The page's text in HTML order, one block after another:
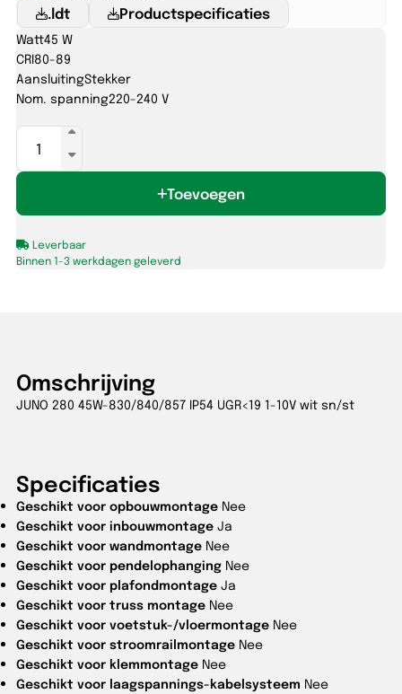
.ldt Productspecificaties
Watt45 W
CRI80-89
AansluitingStekker
Nom. spanning220-240 V
45W-
IP54
aantal
Toevoegen
Leverbaar
Binnen 1-3 werkdagen geleverd
Omschrijving
JUNO 280 45W-830/840/857 IP54 UGR<19 1-10V wit sn/st
Specificaties
Geschikt voor opbouwmontage Nee
Geschikt voor inbouwmontage Ja
Geschikt voor wandmontage Nee
Geschikt voor pendelophanging Nee
Geschikt voor plafondmontage Ja
Geschikt voor truss montage Nee
Geschikt voor voetstuk-/vloermontage Nee
Geschikt voor stroomrailmontage Nee
Geschikt voor klemmontage Nee
Geschikt voor laagspannings-kabelsysteem Nee